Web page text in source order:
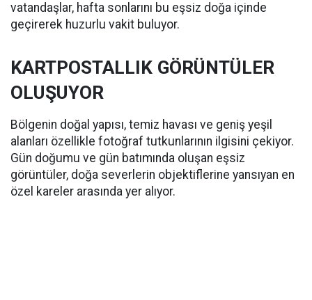
vatandaşlar, hafta sonlarını bu eşsiz doğa içinde
geçirerek huzurlu vakit buluyor.
KARTPOSTALLIK GÖRÜNTÜLER
OLUŞUYOR
Bölgenin doğal yapısı, temiz havası ve geniş yeşil
alanları özellikle fotoğraf tutkunlarının ilgisini çekiyor.
Gün doğumu ve gün batımında oluşan eşsiz
görüntüler, doğa severlerin objektiflerine yansıyan en
özel kareler arasında yer alıyor.